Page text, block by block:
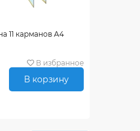
11 карманов А4
В избранное
В корзину